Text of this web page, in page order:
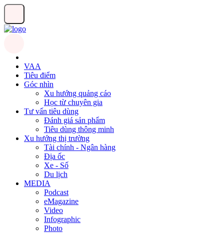
VAA
Tiêu điểm
Góc nhìn
Xu hướng quảng cáo
Học từ chuyên gia
Tư vấn tiêu dùng
Đánh giá sản phẩm
Tiêu dùng thông minh
Xu hướng thị trường
Tài chính - Ngân hàng
Địa ốc
Xe - Số
Du lịch
MEDIA
Podcast
eMagazine
Video
Infographic
Photo